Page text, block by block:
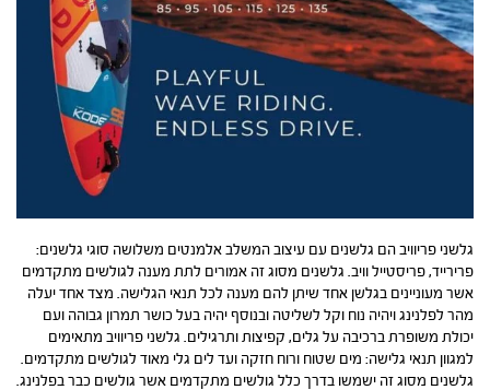
גלשני פריוויב הם גלשנים עם עיצוב המשלב אלמנטים משלושה סוגי גלשנים:
פרירייד, פריסטייל וויב. גלשנים מסוג זה אמורים לתת מענה לגולשים מתקדמים
אשר מעוניינים בגלשן אחד שיתן להם מענה לכל תנאי הגלישה. מצד אחד יעלה
מהר לפלנינג ויהיה נוח וקל לשליטה ובנוסף יהיה בעל כושר תמרון גבוהה ועם
יכולת משופרת ברכיבה על גלים, קפיצות ותרגילים. גלשני פריוויב מתאימים
למגוון תנאי גלישה: מים שטוח ורוח חזקה ועד לים גלי מאוד לגולשים מתקדמים.
גלשנים מסוג זה ישמשו בדרך כלל גולשים מתקדמים אשר גולשים כבר בפלנינג.